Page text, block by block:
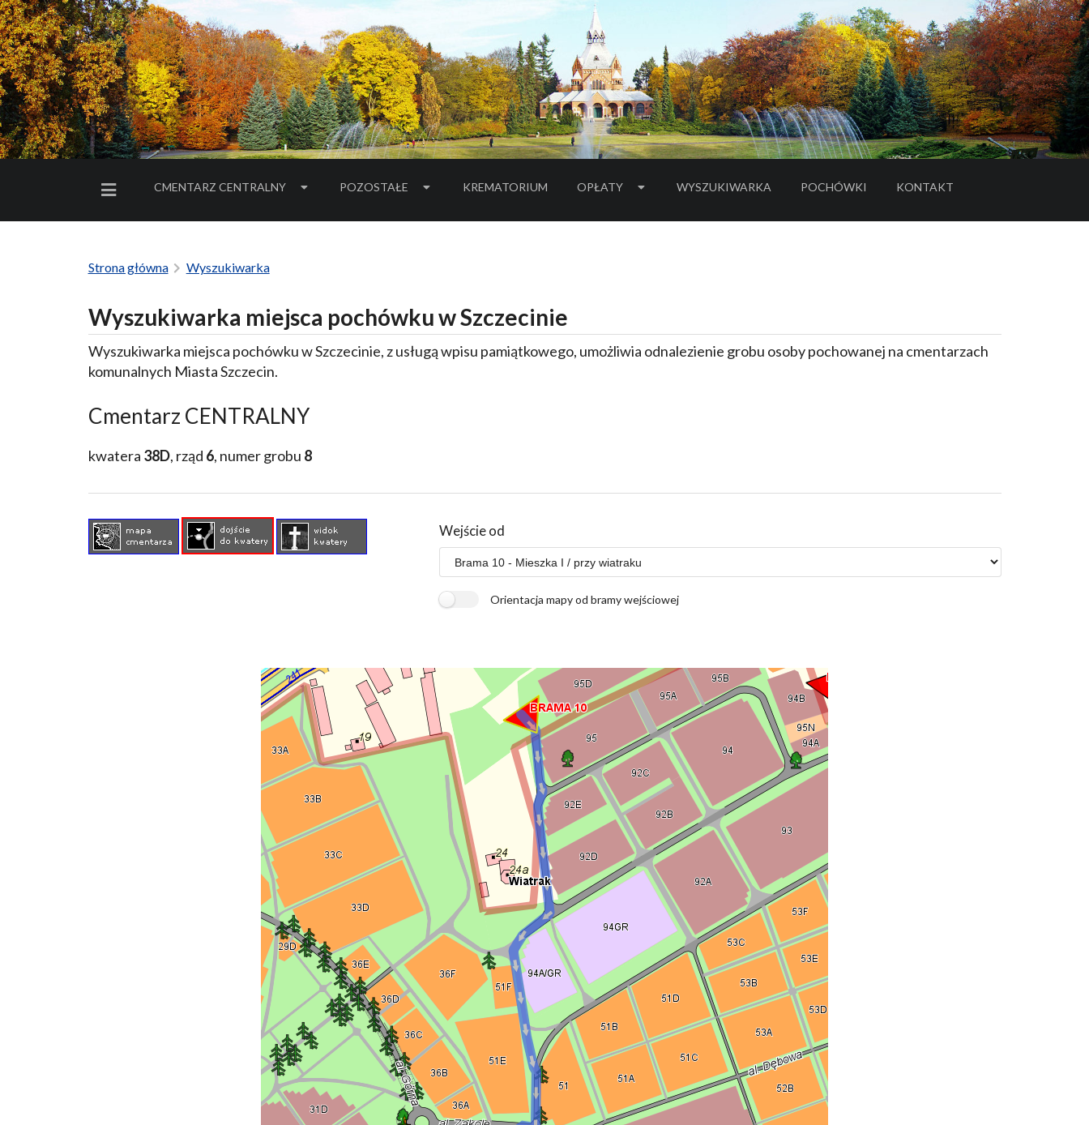
MENU BOCZNE
CMENTARZ CENTRALNY POZOSTAŁE KREMATORIUM OPŁATY WYSZUKIWARKA POCHÓWKI
- LINK DO SERWISU ZEWNĘTRZNEGO
KONTAKT
Strona główna Wyszukiwarka
Wyszukiwarka miejsca pochówku w Szczecinie
Wyszukiwarka miejsca pochówku w Szczecinie, z usługą wpisu pamiątkowego, umożliwia odnalezienie grobu osoby pochowanej na cmentarzach
komunalnych Miasta Szczecin.
Cmentarz CENTRALNY
kwatera 38D, rząd 6, numer grobu 8
Wejście od
Orientacja mapy od bramy wejściowej